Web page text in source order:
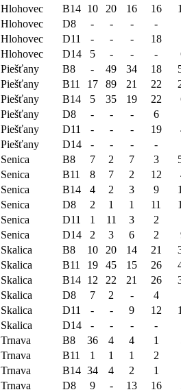
Hlohovec B14 10 20 16 16
Hlohovec D8 - - -
-
Hlohovec D11 - - -
18
Hlohovec D14 5 - - -
Piešťany B8 - 49 34 18
Piešťany B11 17 89 21 22
Piešťany B14 5 35 19 22
Piešťany D8 - - -
6
Piešťany D11 - - - 19
Piešťany D14 - - -
-
Senica B8 7 2 7 3
Senica B11 8 7 2 12
Senica B14 4 2 3 9
Senica D8 2 1 1 11
Senica D11 1 11 3 2
Senica D14 2 3 6 2
Skalica B8 10 20 14 21
Skalica B11 19 45 15 26
Skalica B14 12 22 21 26
Skalica D8 7 2 -
4
Skalica D11 - - 9 12
Skalica D14 - - -
-
Trnava B8 36 4 4 1
Trnava B11 1 1 1 2
Trnava B14 34 4 2 1
Trnava D8 9 - 13 16